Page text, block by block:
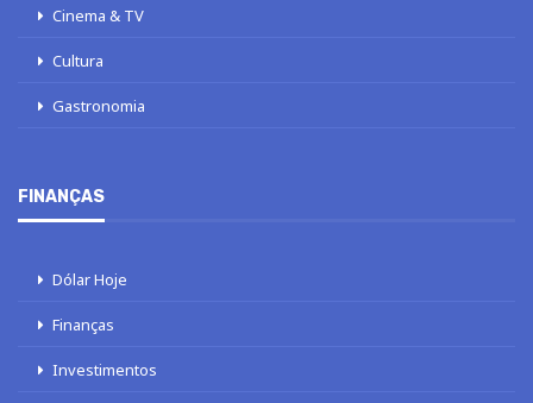
Cinema & TV
Cultura
Gastronomia
FINANÇAS
Dólar Hoje
Finanças
Investimentos